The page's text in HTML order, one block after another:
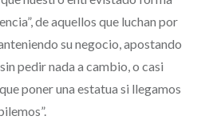
de aquellos que luchan por
su negocio, apostando
pedir nada a cambio, o casi
poner una estatua si llegamos